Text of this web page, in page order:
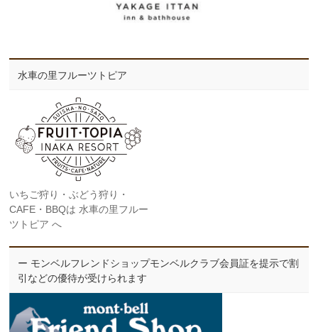
水車の里フルーツトピア
いちご狩り・ぶどう狩り・
CAFE・BBQは 水車の里フルー
ツトピア へ
ー モンベルフレンドショップモンベルクラブ会員証を提示で割
引などの優待が受けられます